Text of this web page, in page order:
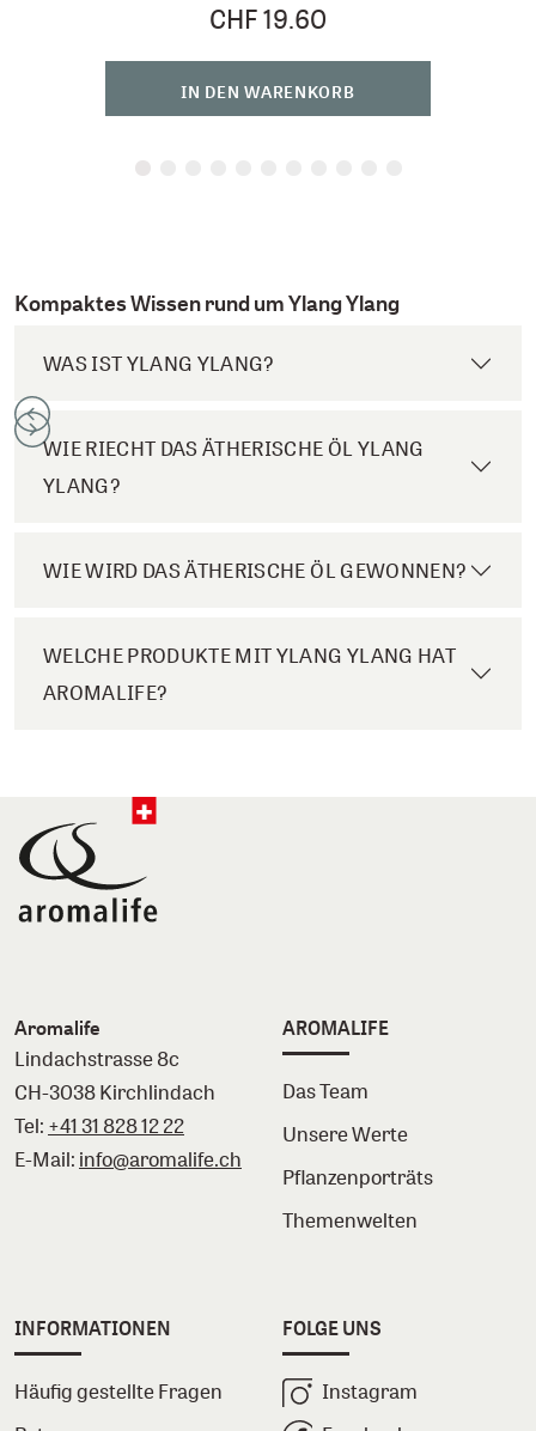
CHF 19.60
IN DEN WARENKORB
Kompaktes Wissen rund um Ylang Ylang
WAS IST YLANG YLANG?
WIE RIECHT DAS ÄTHERISCHE ÖL YLANG
YLANG?
WIE WIRD DAS ÄTHERISCHE ÖL GEWONNEN?
WELCHE PRODUKTE MIT YLANG YLANG HAT
AROMALIFE?
Aromalife
Lindachstrasse 8c
CH-3038 Kirchlindach
Tel: +41 31 828 12 22
E-Mail: info@aromalife.ch
AROMALIFE
Das Team
Unsere Werte
Pflanzenporträts
Themenwelten
INFORMATIONEN
Häufig gestellte Fragen
FOLGE UNS
Instagram